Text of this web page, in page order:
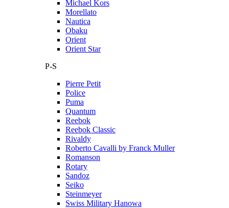
Michael Kors
Morellato
Nautica
Obaku
Orient
Orient Star
P-S
Pierre Petit
Police
Puma
Quantum
Reebok
Reebok Classic
Rivaldy
Roberto Cavalli by Franck Muller
Romanson
Rotary
Sandoz
Seiko
Steinmeyer
Swiss Military Hanowa